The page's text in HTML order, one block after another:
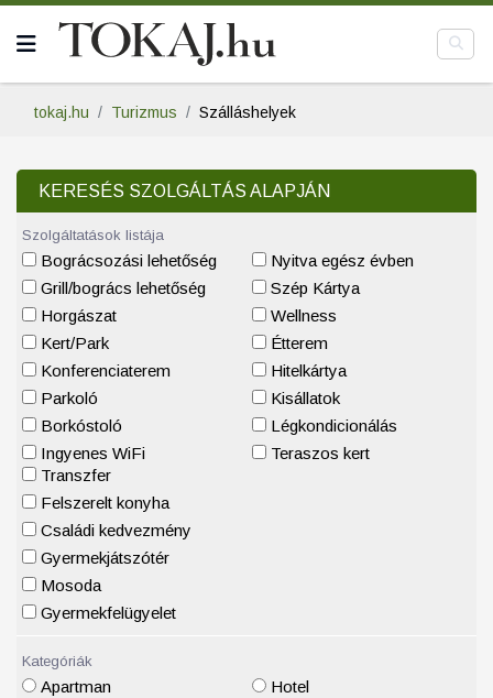
tokaj.hu Turizmus Szálláshelyek
KERESÉS SZOLGÁLTÁS ALAPJÁN
Szolgáltatások listája
Bográcsozási lehetőség
Grill/bogrács lehetőség
Horgászat
Kert/Park
Konferenciaterem
Parkoló
Borkóstoló
Ingyenes WiFi
Nyitva egész évben
Szép Kártya
Wellness
Étterem
Hitelkártya
Kisállatok
Légkondicionálás
Teraszos kert
Transzfer
Felszerelt konyha
Családi kedvezmény
Gyermekjátszótér
Mosoda
Gyermekfelügyelet
Kategóriák
Apartman
Hotel